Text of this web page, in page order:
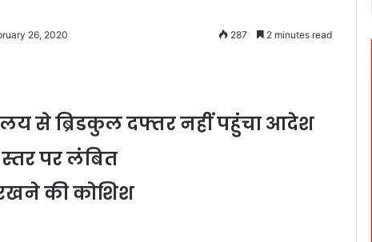
26, 2020 287 2 minutes read
से ब्रिडकुल दफ्तर नहीं पहुंचा आदेश
पर लंबित
की कोशिश